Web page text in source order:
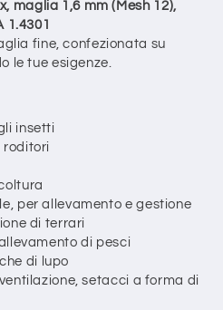
maglia 1,6 mm (Mesh 12),
1.4301
fine, confezionata su
le tue esigenze.
insetti
roditori
per allevamento e gestione
di terrari
di pesci
di lupo
setacci a forma di